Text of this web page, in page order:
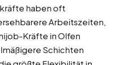
haben oft
Arbeitszeiten,
Kräfte in Olfen
Schichten